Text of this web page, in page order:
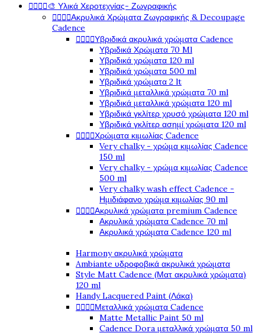
🎨 Υλικά Χεροτεχνίας- Ζωγραφικής
Ακρυλικά Χρώματα Ζωγραφικής & Decoupage
Cadence
Υβριδικά ακρυλικά χρώματα Cadence
Υβριδικά Χρώματα 70 Ml
Υβριδικά χρώματα 120 ml
Υβριδικά χρώματα 500 ml
Υβριδικά χρώματα 2 lt
Υβριδικά μεταλλικά χρώματα 70 ml
Υβριδικά μεταλλικά χρώματα 120 ml
Υβριδικά γκλίτερ χρυσό χρώματα 120 ml
Υβριδικά γκλίτερ ασημί χρώματα 120 ml
Χρώματα κιμωλίας Cadence
Very chalky - χρώμα κιμωλίας Cadence
150 ml
Very chalky - χρώμα κιμωλίας Cadence
500 ml
Very chalky wash effect Cadence -
Ημιδιάφανο χρώμα κιμωλίας 90 ml
Ακρυλικά χρώματα premium Cadence
Ακρυλικά χρώματα Cadence 70 ml
Ακρυλικά χρώματα Cadence 120 ml
Harmony ακρυλικά χρώματα
Ambiante υδροφοβικά ακρυλικά χρώματα
Style Matt Cadence (Ματ ακρυλικά χρώματα)
120 ml
Handy Lacquered Paint (Λάκα)
Μεταλλικά χρώματα Cadence
Matte Metallic Paint 50 ml
Cadence Dora μεταλλικά χρώματα 50 ml